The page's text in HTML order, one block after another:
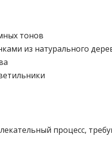
тонов
из натурального
процесс,